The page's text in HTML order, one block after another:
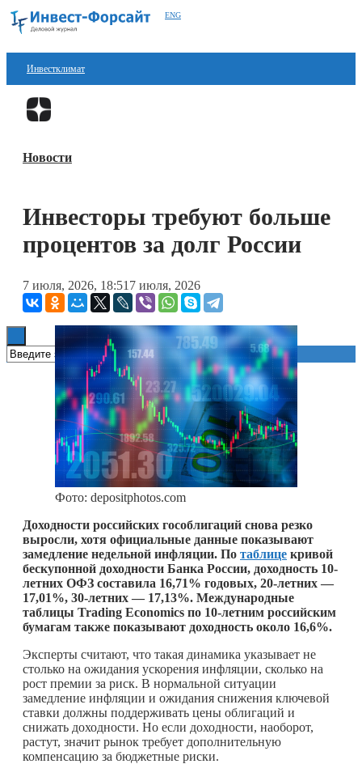
ENG
Инвестклимат
Финансы
Блокчейн
Книги
Новости
Инвесторы требуют больше
процентов за долг России
7 июля, 2026, 18:51 7 июля, 2026
Фото: depositphotos.com
Доходности российских гособлигаций снова резко
выросли, хотя официальные данные показывают
замедление недельной инфляции. По таблице кривой
бескупонной доходности Банка России, доходность 10-
летних ОФЗ составила 16,71% годовых, 20-летних —
17,01%, 30-летних — 17,13%. Международные
таблицы Trading Economics по 10-летним российским
бумагам также показывают доходность около 16,6%.
Эксперты считают, что такая динамика указывает не
столько на ожидания ускорения инфляции, сколько на
рост премии за риск. В нормальной ситуации
замедление инфляции и ожидания снижения ключевой
ставки должны поддерживать цены облигаций и
снижать доходности. Но если доходности, наоборот,
растут, значит рынок требует дополнительную
компенсацию за бюджетные риски.